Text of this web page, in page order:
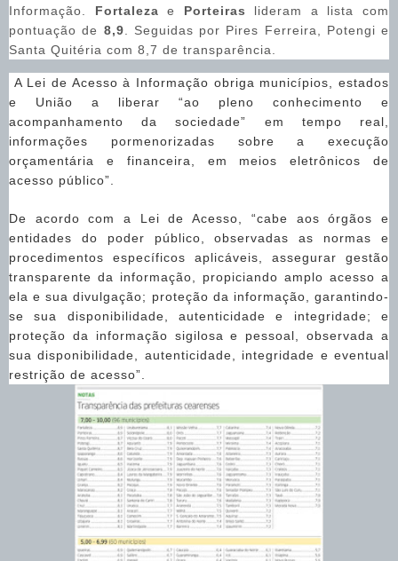
Informação. Fortaleza e Porteiras
lideram a lista com
pontuação de 8,9. Seguidas por Pires Ferreira, Potengi e
Santa Quitéria com 8,7 de transparência.
A Lei de Acesso à Informação obriga municípios, estados
e União a liberar “ao pleno conhecimento e
acompanhamento da sociedade” em tempo real,
informações pormenorizadas sobre a execução
orçamentária e financeira, em meios eletrônicos de
acesso público”.
De acordo com a Lei de Acesso, “cabe aos órgãos e
entidades do poder público, observadas as normas e
procedimentos específicos aplicáveis, assegurar gestão
transparente da informação, propiciando amplo acesso a
ela e sua divulgação; proteção da informação, garantindo-
se sua disponibilidade, autenticidade e integridade; e
proteção da informação sigilosa e pessoal, observada a
sua disponibilidade, autenticidade, integridade e eventual
restrição de acesso”.